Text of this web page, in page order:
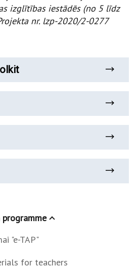
izglītības iestādēs (no 5 līdz
nr. lzp-2020/2-0277
"e-TAP"
for teachers